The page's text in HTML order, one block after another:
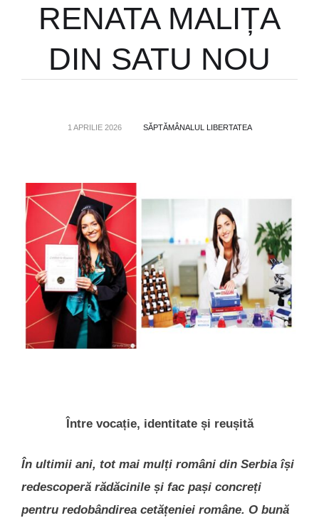
RENATA MALIȚA
DIN SATU NOU
1 APRILIE 2026 SĂPTĂMÂNALUL LIBERTATEA
Între vocație, identitate și reușită
În ultimii ani, tot mai mulți români din Serbia își
redescoperă rădăcinile și fac pași concreți
pentru redobândirea cetățeniei române. O bună